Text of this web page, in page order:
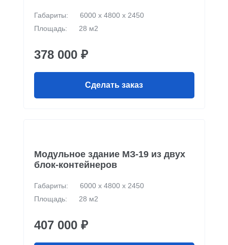
Габариты:
6000 х 4800 х 2450
Площадь:
28 м2
378 000 ₽
Сделать заказ
Модульное здание МЗ-19 из двух
блок-контейнеров
Габариты:
6000 х 4800 х 2450
Площадь:
28 м2
407 000 ₽